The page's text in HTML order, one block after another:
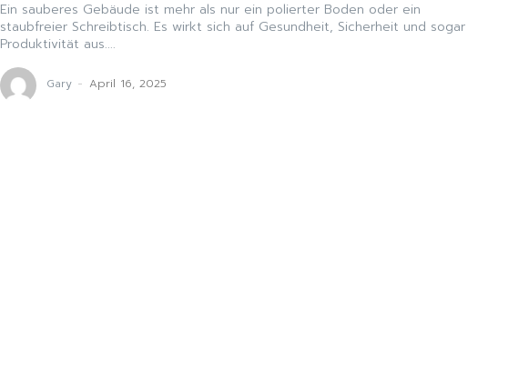
Ein sauberes Gebäude ist mehr als nur ein polierter Boden oder ein
staubfreier Schreibtisch. Es wirkt sich auf Gesundheit, Sicherheit und sogar
Produktivität aus....
Gary - April 16, 2025